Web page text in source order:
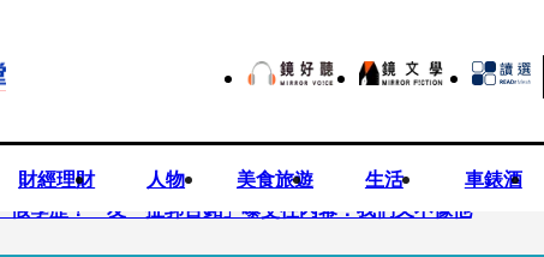
財經理財 人物 美食旅遊 生活 車錶酒
假學歷！ 友「扯郭台銘」曝交往內幕：我們又不像他